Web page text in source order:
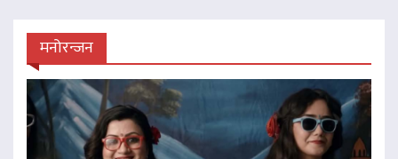
मनोरन्जन